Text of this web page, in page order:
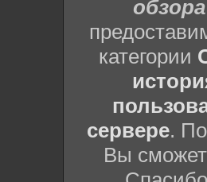
категории
сервере.
Вы